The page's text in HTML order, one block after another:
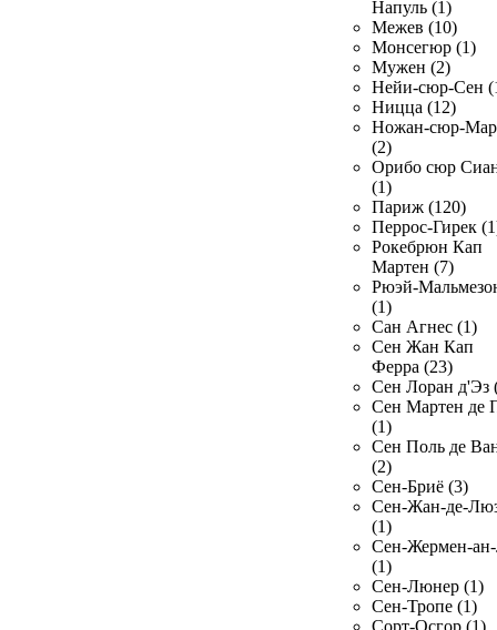
Напуль (1)
Межев (10)
Монсегюр (1)
Мужен (2)
Нейи-сюр-Сен
Ницца (12)
Ножан-сюр-
(2)
Орибо сюр
(1)
Париж (120)
Перрос-Гирек
Рокебрюн Кап
Мартен (7)
Рюэй-
(1)
Сан Агнес (1)
Сен Жан Кап
Ферра (23)
Сен Лоран д'Эз
Сен Мартен де
(1)
Сен Поль де
(2)
Сен-Бриё (3)
Сен-Жан-де-
(1)
Сен-Жермен-
(1)
Сен-Люнер (1)
Сен-Тропе (1)
Сорт-Осгор (1)